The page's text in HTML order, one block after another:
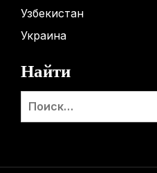
Узбекистан
Украина
Найти
Найти: